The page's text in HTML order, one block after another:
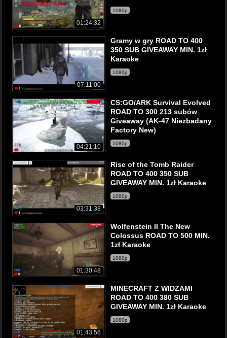
01:24:32
1080p
07:11:00
Gramy w gry ROAD TO 400
350 SUB GIVEAWAY MIN. 1zł
Karaoke
1080p
04:21:10
CS:GO/ARK Survival Evolved
ROAD TO 300 213 subów
Giveaway (AK-47 Niezbadany
Factory New)
1080p
03:31:38
Rise of the Tomb Raider
ROAD TO 400 350 SUB
GIVEAWAY MIN. 1zł Karaoke
1080p
01:30:48
Wolfenstein II The New
Colossus ROAD TO 500 MIN.
1zł Karaoke
1080p
01:43:56
MINECRAFT Z WIDZAMI
ROAD TO 400 380 SUB
GIVEAWAY MIN. 1zł Karaoke
1080p